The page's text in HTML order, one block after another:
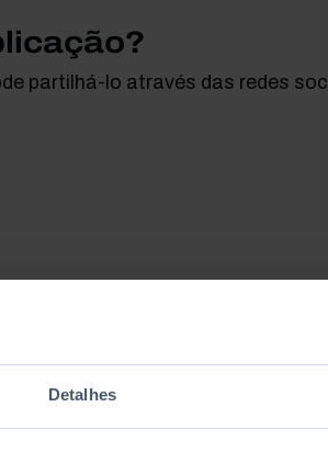
Detalhes
partilhá-lo através das redes